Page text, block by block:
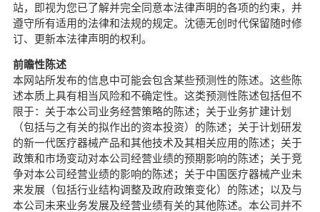
站，即视为您已了解并完全同意本法律声明的各项的约束，并
遵守所有适用的法律和法规的规定。沈德无创时代保留随时修
订、更新本法律声明的权利。
前瞻性陈述
本网站所发布的信息中可能会包含某些预测性的陈述。这些陈
述本质上具有相当风险和不确定性。这类预测性陈述包括但不
限于：关于本公司业务经营策略的陈述；关于业务扩建计划
（包括与之有关的拟作出的资本投资）的陈述；关于计划研发
的新一代医疗器械产品和其他技术及其相关应用的陈述；关于
政策和市场变动对本公司经营业绩的预期影响的陈述；关于竞
争对本公司经营业绩的影响的陈述；关于中国医疗器械产业未
来发展（包括行业结构调整及政府政策变化）的陈述；以及与
本公司未来业务发展及经营业绩有关的其他陈述。本公司并不